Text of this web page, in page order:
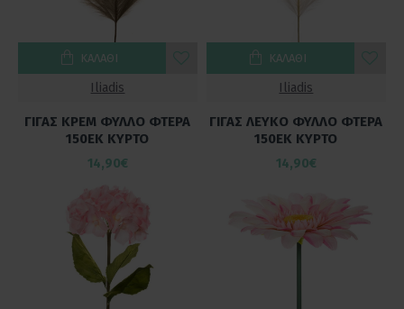
Iliadis
ΓΙΓΑΣ ΚΡΕΜ ΦΥΛΛΟ ΦΤΕΡΑ
150ΕΚ ΚΥΡΤΟ
14,90€
ΚΑΛΆΘΙ
Iliadis
ΓΙΓΑΣ ΛΕΥΚΟ ΦΥΛΛΟ ΦΤΕΡΑ
150ΕΚ ΚΥΡΤΟ
14,90€
ΚΑΛΆΘΙ